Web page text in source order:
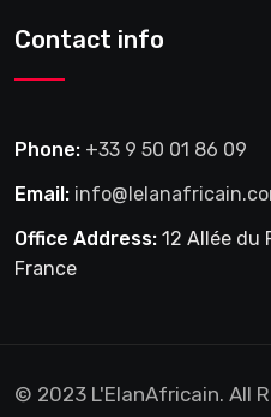
Contact info
Phone: +33 9 50 01 86 09
Email:
Office Address: 12 Allée du
France
© 2023 L'ElanAfricain. All